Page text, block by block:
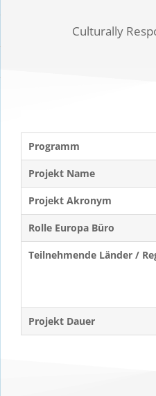
Culturally
Programm
Projekt Name
Projekt Akronym
Rolle Europa Büro
Teilnehmende Länder /
Projekt Dauer